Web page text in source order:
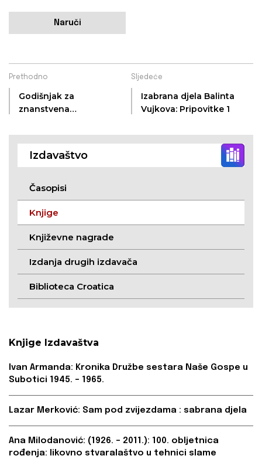
Naruči
Prethodno
Godišnjak za
znanstvena
Sljedeće
Izabrana djela Balinta
Vujkova: Pripovitke 1
Izdavaštvo
Časopisi
Knjige
Književne nagrade
Izdanja drugih izdavača
Biblioteca Croatica
Knjige Izdavaštva
Ivan Armanda: Kronika Družbe sestara Naše Gospe u
Subotici 1945. – 1965.
Lazar Merković: Sam pod zvijezdama : sabrana djela
Ana Milodanović: (1926. – 2011.): 100. obljetnica
rođenja: likovno stvaralaštvo u tehnici slame